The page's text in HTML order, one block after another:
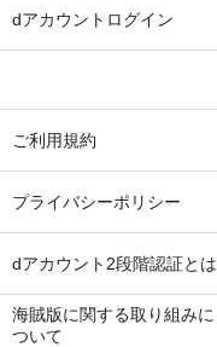
dアカウントログイン
ご利用規約
プライバシーポリシー
dアカウント2段階認証とは
海賊版に関する取り組みに
ついて